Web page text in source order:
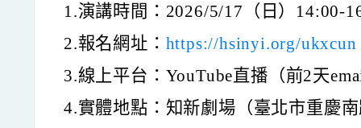
1.演講時間：2026/5/17（日）14:00-
2.報名網址： https://hsinyi.org/ukxcun
3.線上平台：YouTube直播（前2天
4.實體地點：知新劇場（臺北市重慶